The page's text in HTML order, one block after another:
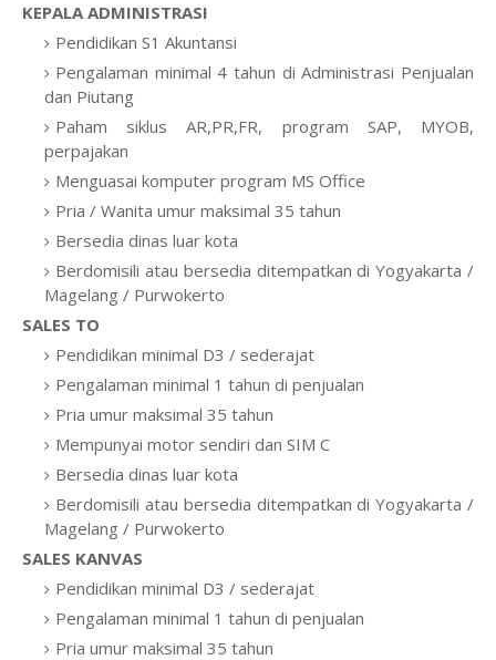
KEPALA ADMINISTRASI
Pendidikan S1 Akuntansi
Pengalaman minimal 4 tahun di Administrasi Penjualan
dan Piutang
Paham siklus AR,PR,FR, program SAP, MYOB,
perpajakan
Menguasai komputer program MS Office
Pria / Wanita umur maksimal 35 tahun
Bersedia dinas luar kota
Berdomisili atau bersedia ditempatkan di Yogyakarta /
Magelang / Purwokerto
SALES TO
Pendidikan minimal D3 / sederajat
Pengalaman minimal 1 tahun di penjualan
Pria umur maksimal 35 tahun
Mempunyai motor sendiri dan SIM C
Bersedia dinas luar kota
Berdomisili atau bersedia ditempatkan di Yogyakarta /
Magelang / Purwokerto
SALES KANVAS
Pendidikan minimal D3 / sederajat
Pengalaman minimal 1 tahun di penjualan
Pria umur maksimal 35 tahun